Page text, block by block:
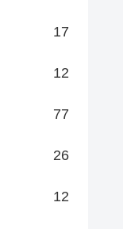
17
12
77
26
12